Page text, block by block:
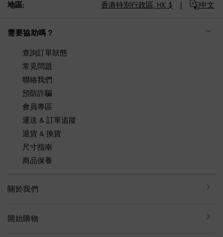
地區: 香港特別行政區, HK $ 中文
需要協助嗎？
查詢訂單狀態
常見問題
聯絡我們
預防詐騙
會員專區
運送 & 訂單追蹤
退貨 & 換貨
尺寸指南
商品保養
關於我們
開始購物